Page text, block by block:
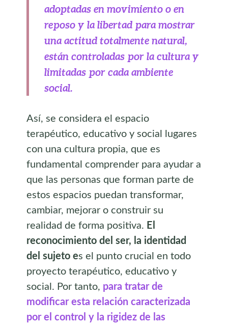
adoptadas en movimiento o en
reposo y la libertad para mostrar
una actitud totalmente natural,
están controladas por la cultura y
limitadas por cada ambiente
social.
Así, se considera el espacio
terapéutico, educativo y social lugares
con una cultura propia, que es
fundamental comprender para ayudar a
que las personas que forman parte de
estos espacios puedan transformar,
cambiar, mejorar o construir su
realidad de forma positiva. El
reconocimiento del ser, la identidad
del sujeto es el punto crucial en todo
proyecto terapéutico, educativo y
social. Por tanto, para tratar de
modificar esta relación caracterizada
por el control y la rigidez de las